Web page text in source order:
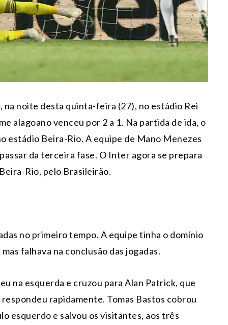
na noite desta quinta-feira (27), no estádio Rei
alagoano venceu por 2 a 1. Na partida de ida, o
estádio Beira-Rio. A equipe de Mano Menezes
da terceira fase. O Inter agora se prepara
Rio, pelo Brasileirão.
no primeiro tempo. A equipe tinha o domínio
falhava na conclusão das jogadas.
na esquerda e cruzou para Alan Patrick, que
rapidamente. Tomas Bastos cobrou
esquerdo e salvou os visitantes, aos três